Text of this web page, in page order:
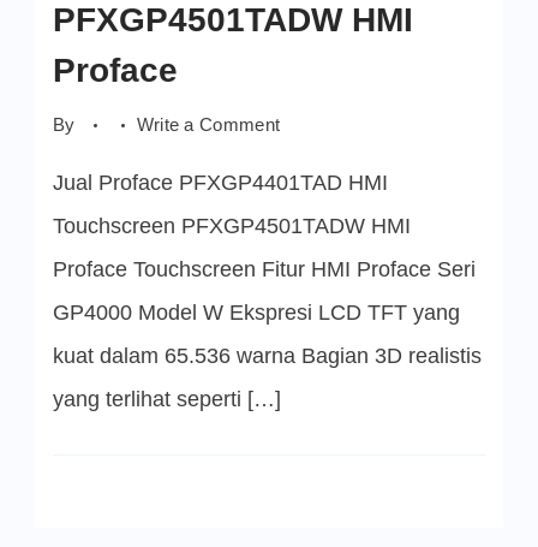
PFXGP4501TADW HMI
Proface
By Write a Commenton
Proface
Jual Proface PFXGP4401TAD HMI
Touchscreen PFXGP4501TADW HMI
Proface Touchscreen Fitur HMI Proface Seri
GP4000 Model W Ekspresi LCD TFT yang
kuat dalam 65.536 warna Bagian 3D realistis
yang terlihat seperti […]